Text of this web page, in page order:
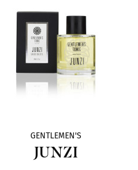
GENTLEMEN'S
JUNZI